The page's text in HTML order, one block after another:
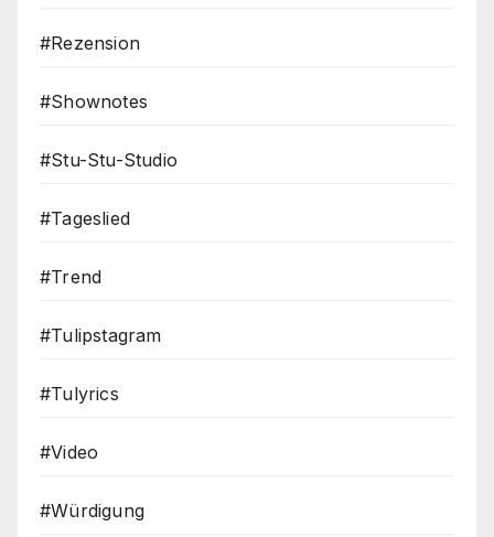
#Rezension
#Shownotes
#Stu-Stu-Studio
#Tageslied
#Trend
#Tulipstagram
#Tulyrics
#Video
#Würdigung